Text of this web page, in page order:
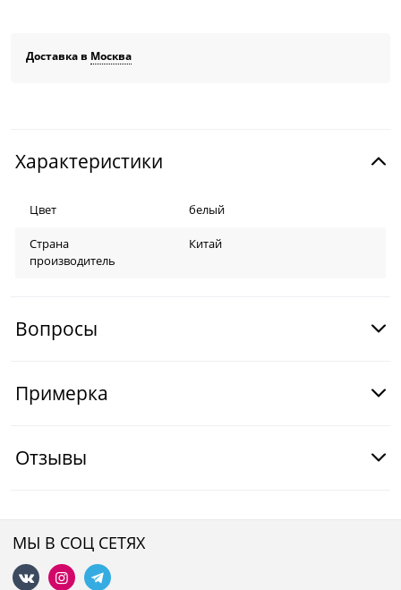
Доставка в Москва
Характеристики
Цвет белый
Страна
производитель
Китай
Вопросы
Примерка
Отзывы
МЫ В СОЦ СЕТЯХ